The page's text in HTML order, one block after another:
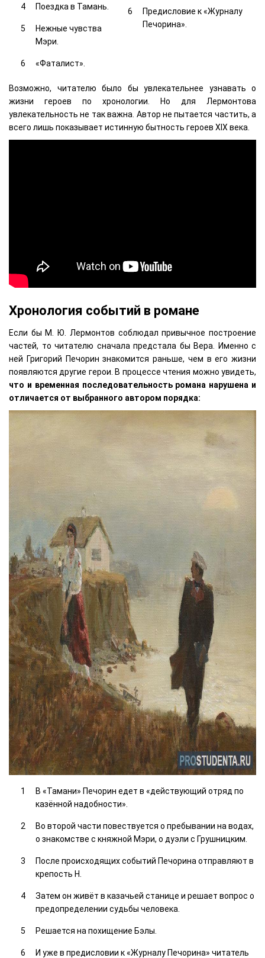
Поездка в Тамань.
Нежные чувства
Мэри.
«Фаталист».
Предисловие к «Журналу
Печорина».
Возможно, читателю было бы увлекательнее узнавать о
жизни героев по хронологии. Но для Лермонтова
увлекательность не так важна. Автор не пытается частить, а
всего лишь показывает истинную бытность героев XIX века.
Хронология событий в романе
Если бы М. Ю. Лермонтов соблюдал привычное построение
частей, то читателю сначала предстала бы Вера. Именно с
ней Григорий Печорин знакомится раньше, чем в его жизни
появляются другие герои. В процессе чтения можно увидеть,
что и временная последовательность романа нарушена и
отличается от выбранного автором порядка:
В «Тамани» Печорин едет в «действующий отряд по
казённой надобности».
Во второй части повествуется о пребывании на водах,
о знакомстве с княжной Мэри, о дуэли с Грушницким.
После происходящих событий Печорина отправляют в
крепость Н.
Затем он живёт в казачьей станице и решает вопрос о
предопределении судьбы человека.
Решается на похищение Бэлы.
И уже в предисловии к «Журналу Печорина» читатель